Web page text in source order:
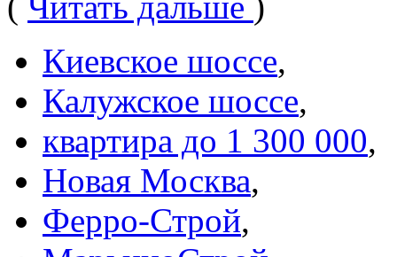
Киевское шоссе,
Калужское шоссе,
квартира до 1 300 000,
Новая Москва,
Ферро-Строй,